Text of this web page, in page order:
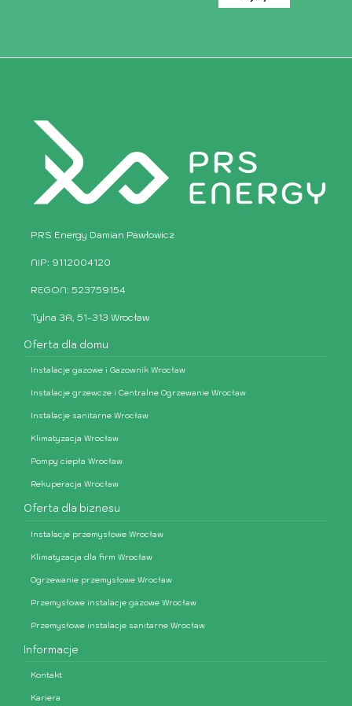
PRS Energy Damian Pawłowicz
NIP: 9112004120
REGON: 523759154
Tylna 3A, 51-313 Wrocław
Oferta dla domu
Instalacje gazowe i Gazownik Wrocław
Instalacje grzewcze i Centralne Ogrzewanie Wrocław
Instalacje sanitarne Wrocław
Klimatyzacja Wrocław
Pompy ciepła Wrocław
Rekuperacja Wrocław
Oferta dla biznesu
Instalacje przemysłowe Wrocław
Klimatyzacja dla firm Wrocław
Ogrzewanie przemysłowe Wrocław
Przemysłowe instalacje gazowe Wrocław
Przemysłowe instalacje sanitarne Wrocław
Informacje
Kontakt
Kariera